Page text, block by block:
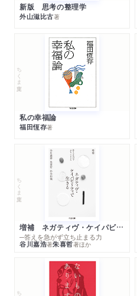
新版 思考の整理学
外山滋比古著
ちくま文庫
私の幸福論
福田恆存著
ちくま文庫
増補 ネガティヴ・ケイパビリティで生きる
─答えを急がず立ち止まる力
谷川嘉浩著朱喜哲著ほか